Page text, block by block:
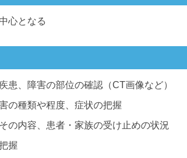
心となる
患、障害の部位の確認（CT画像など）
の種類や程度、症状の把握
の内容、患者・家族の受け止めの状況
握